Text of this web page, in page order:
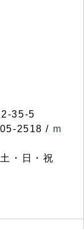
35-5
2518 / m
・日・祝